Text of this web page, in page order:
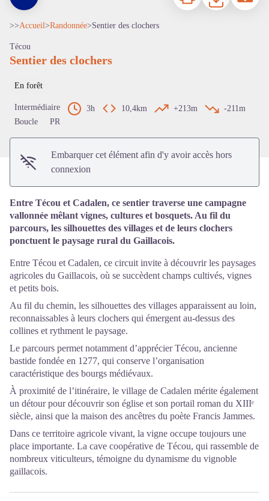
>>Accueil>Randonnée>Sentier des clochers
Técou
Sentier des clochers
En forêt
Intermédiaire 3h 10,4km +213m
-211m
Boucle
PR
Embarquer cet élément afin d'y avoir accès hors
connexion
Entre Técou et Cadalen, ce sentier traverse une campagne
vallonnée mêlant vignes, cultures et bosquets. Au fil du
parcours, les silhouettes des villages et de leurs clochers
ponctuent le paysage rural du Gaillacois.
Entre Técou et Cadalen, ce circuit invite à découvrir les paysages
agricoles du Gaillacois, où se succèdent champs cultivés, vignes
et petits bois.
Au fil du chemin, les silhouettes des villages apparaissent au loin,
reconnaissables à leurs clochers qui émergent au-dessus des
collines et rythment le paysage.
Le parcours permet notamment d’apprécier Técou, ancienne
bastide fondée en 1277, qui conserve l’organisation
caractéristique des bourgs médiévaux.
À proximité de l’itinéraire, le village de Cadalen mérite également
un détour pour découvrir son église et son portail roman du XIIIᵉ
siècle, ainsi que la maison des ancêtres du poète Francis Jammes.
Dans ce territoire agricole vivant, la vigne occupe toujours une
place importante. La cave coopérative de Técou, qui rassemble de
nombreux viticulteurs, témoigne du dynamisme du vignoble
gaillacois.